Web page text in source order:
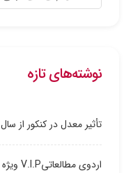
نوشته‌های تازه
تأثیر معدل در کنکور از سال ۱۴۰۶: تغییر انقلابی یا چالش تازه؟
اردوی مطالعاتیV.I.P ویژه نوروز 1403